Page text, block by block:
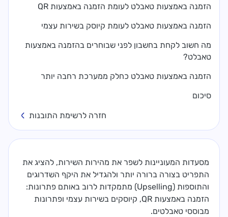
הזמנה באמצעות טאבלט לעומת הזמנה באמצעות QR
הזמנה באמצעות טאבלט לעומת קיוסק בשירות עצמי
מה חשוב לקחת בחשבון לפני שבוחרים בהזמנה באמצעות
טאבלט?
הזמנה באמצעות טאבלט כחלק ממערכת רחבה יותר
סיכום
חזרה לרשימת התובנות
מסעדות המעוניינות לשפר את מהירות השירות, להציג את
התפריט בצורה ברורה יותר ולהגדיל את היקף השדרוגים
והתוספות (Upselling) מתמקדות לרוב באותם פתרונות:
הזמנה באמצעות QR, קיוסקים בשירות עצמי ופתרונות
מבוססי טאבלטים.